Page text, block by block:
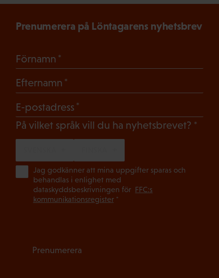
Prenumerera på Löntagarens nyhetsbrev
Förnamn
Efternamn
E-postadress
På vilket språk vill du ha nyhetsbrevet?
Jag godkänner att mina uppgifter sparas och
behandlas i enlighet med
dataskyddsbeskrivningen för FFC:s
kommunikationsregister*
Prenumerera